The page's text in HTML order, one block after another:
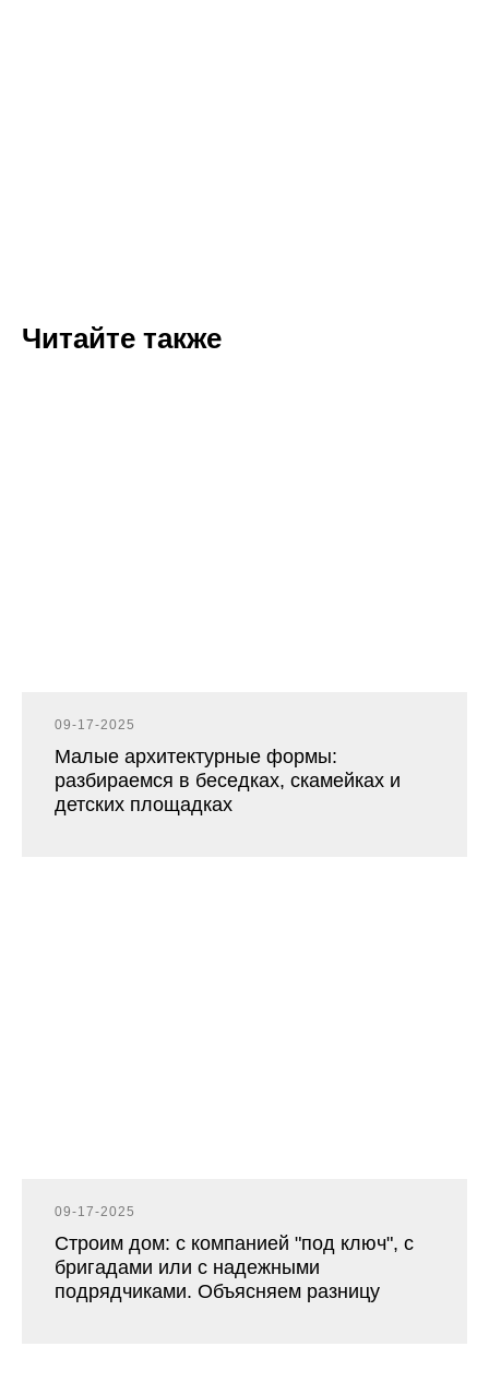
Читайте также
09-17-2025
Малые архитектурные формы:
разбираемся в беседках, скамейках и
детских площадках
09-17-2025
Строим дом: с компанией "под ключ", с
бригадами или с надежными
подрядчиками. Объясняем разницу